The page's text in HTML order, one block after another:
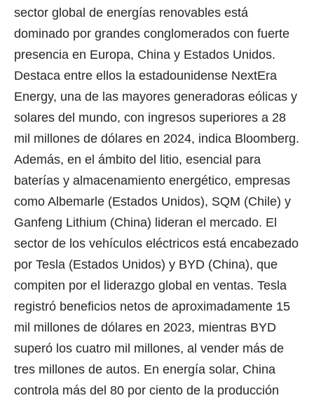
sector global de energías renovables está
dominado por grandes conglomerados con fuerte
presencia en Europa, China y Estados Unidos.
Destaca entre ellos la estadounidense NextEra
Energy, una de las mayores generadoras eólicas y
solares del mundo, con ingresos superiores a 28
mil millones de dólares en 2024, indica Bloomberg.
Además, en el ámbito del litio, esencial para
baterías y almacenamiento energético, empresas
como Albemarle (Estados Unidos), SQM (Chile) y
Ganfeng Lithium (China) lideran el mercado. El
sector de los vehículos eléctricos está encabezado
por Tesla (Estados Unidos) y BYD (China), que
compiten por el liderazgo global en ventas. Tesla
registró beneficios netos de aproximadamente 15
mil millones de dólares en 2023, mientras BYD
superó los cuatro mil millones, al vender más de
tres millones de autos. En energía solar, China
controla más del 80 por ciento de la producción